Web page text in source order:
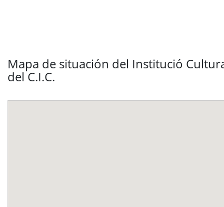
Mapa de situación del Institució
del C.I.C.